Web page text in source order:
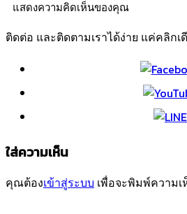
แสดงความคิดเห็นของคุณ
ติดต่อ และติดตามเราได้ง่าย แค่คลิกเ
ใส่ความเห็น
คุณต้องเข้าสู่ระบบ เพื่อจะพิมพ์ความเ